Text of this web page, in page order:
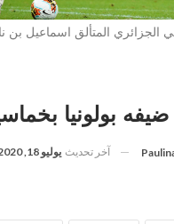
الجزائري المتألق اسماعيل بن
بولونيا
آخر تحديث يوليو 18, 2020